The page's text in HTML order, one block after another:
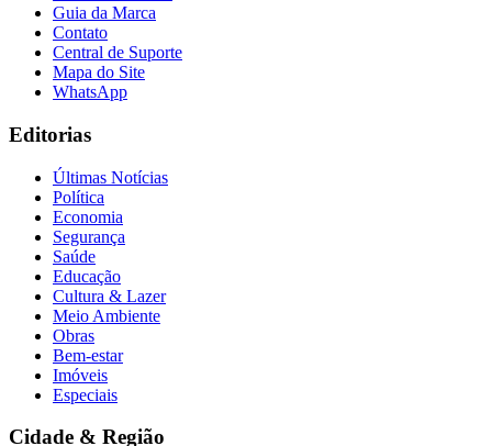
Guia da Marca
Contato
Central de Suporte
Mapa do Site
WhatsApp
Editorias
Últimas Notícias
Política
Economia
Segurança
Saúde
Educação
Cultura & Lazer
Meio Ambiente
Obras
Bem-estar
Imóveis
Especiais
Cidade & Região